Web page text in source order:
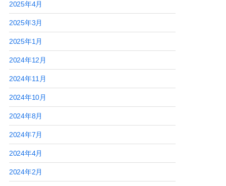
2025年4月
2025年3月
2025年1月
2024年12月
2024年11月
2024年10月
2024年8月
2024年7月
2024年4月
2024年2月